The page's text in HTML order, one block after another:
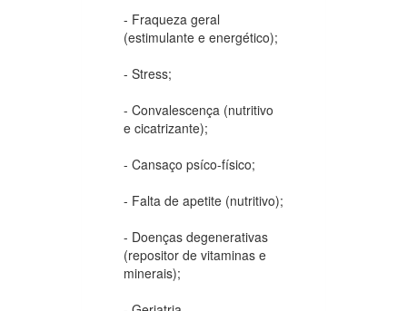
- Fraqueza geral
(estimulante e energético);
- Stress;
- Convalescença (nutritivo
e cicatrizante);
- Cansaço psíco-físico;
- Falta de apetite (nutritivo);
- Doenças degenerativas
(repositor de vitaminas e
minerais);